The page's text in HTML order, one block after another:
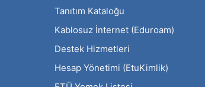
Tanıtım Kataloğu
Kablosuz İnternet (Eduroam)
Destek Hizmetleri
Hesap Yönetimi (EtuKimlik)